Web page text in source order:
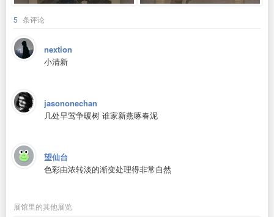
5 条评论
nextion
小清新
jasononechan
几处早莺争暖树 谁家新燕啄春泥
望仙台
色彩由浓转淡的渐变处理得非常自然
展馆里的其他展览